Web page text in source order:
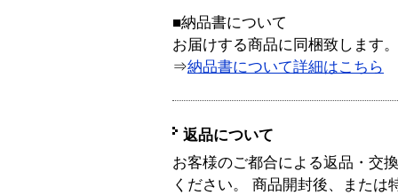
■納品書について
お届けする商品に同梱致します。
⇒納品書について詳細はこちら
返品について
お客様のご都合による返品・交
ください。 商品開封後、または